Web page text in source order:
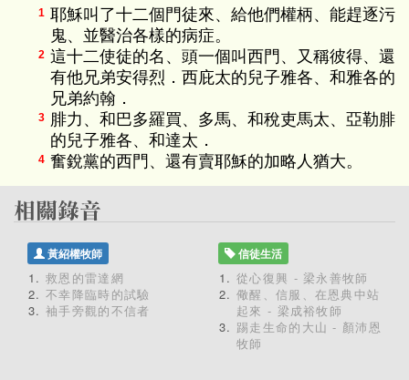
1 耶穌叫了十二個門徒來、給他們權柄、能趕逐污
鬼、並醫治各樣的病症。
2 這十二使徒的名、頭一個叫西門、又稱彼得、還
有他兄弟安得烈．西庇太的兒子雅各、和雅各的
兄弟約翰．
3 腓力、和巴多羅買、多馬、和稅吏馬太、亞勒腓
的兒子雅各、和達太．
4 奮銳黨的西門、還有賣耶穌的加略人猶大。
黃紹權牧師
救恩的雷達網
不幸降臨時的試驗
袖手旁觀的不信者
信徒生活
從心復興 - 梁永善牧師
儆醒、信服、在恩典中站
起來 - 梁成裕牧師
踢走生命的大山 - 顏沛恩
牧師